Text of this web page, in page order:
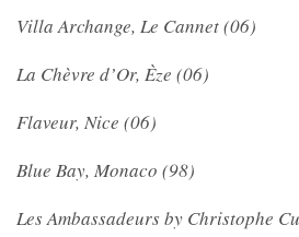
Villa Archange, Le Cannet (06)
La Chèvre d’Or, Èze (06)
Flaveur, Nice (06)
Blue Bay, Monaco (98)
Les Ambassadeurs by Christophe